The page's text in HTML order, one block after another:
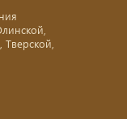
Тверской,